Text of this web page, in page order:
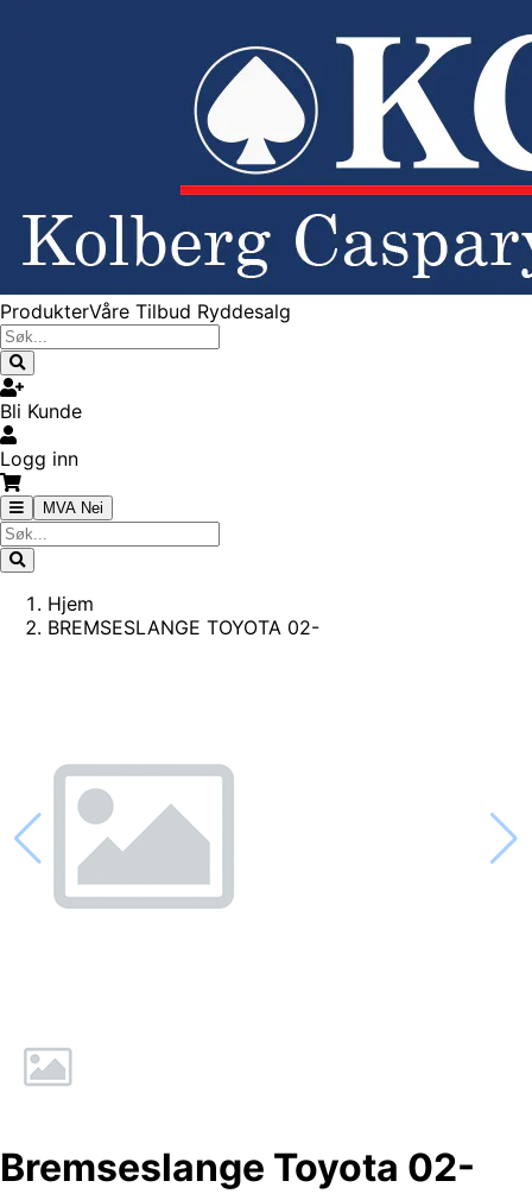
ProdukterVåre Tilbud Ryddesalg
Bli Kunde
Logg inn
MVA Nei
Hjem
BREMSESLANGE TOYOTA 02-
Bremseslange Toyota 02-